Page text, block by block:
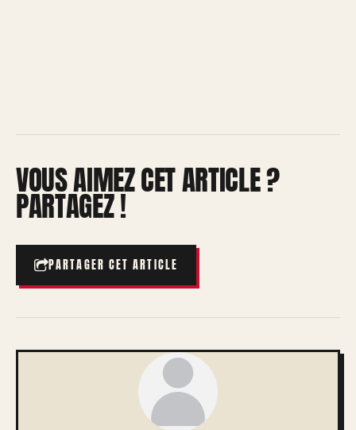
VOUS AIMEZ CET ARTICLE ?
PARTAGEZ !
PARTAGER CET ARTICLE